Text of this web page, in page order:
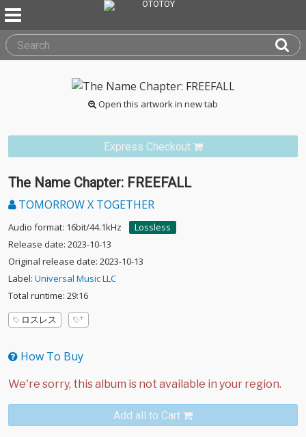
Open this artwork in new tab
Express Checkout
The Name Chapter: FREEFALL
TOMORROW X TOGETHER
Audio format: 16bit/44.1kHz
Lossless
Release date: 2023-10-13
Original release date: 2023-10-13
Label: Universal Music LLC
Total runtime: 29:16
ロスレス
How To Buy
Add all to Cart